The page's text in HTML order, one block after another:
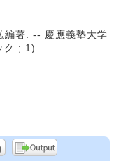
編著. -- 慶應義塾大学
ク ; 1).